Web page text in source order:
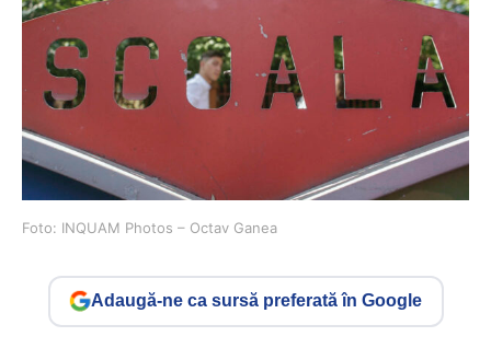
Foto: INQUAM Photos – Octav Ganea
Adaugă-ne ca sursă preferată în Google